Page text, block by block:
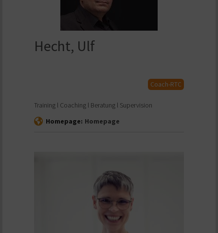
Hecht, Ulf
Coach-RTC
Training l Coaching l Beratung l Supervision
Homepage: Homepage